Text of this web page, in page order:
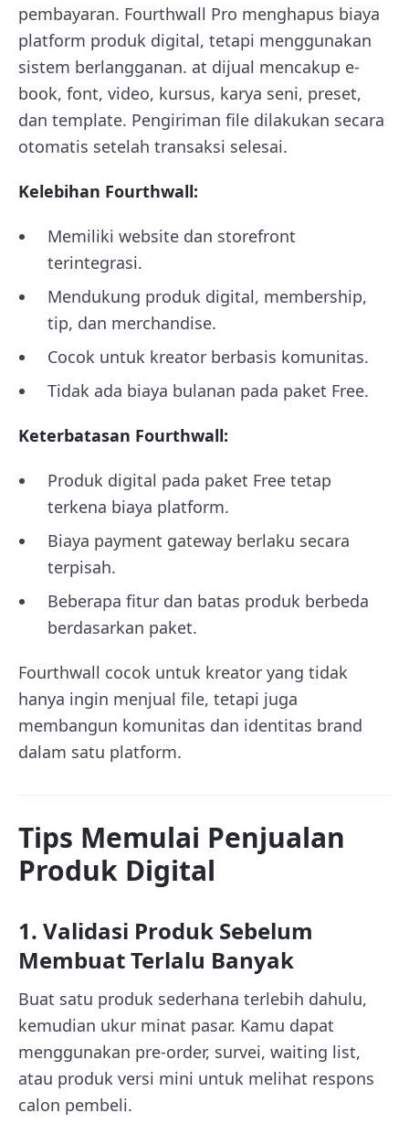
pembayaran. Fourthwall Pro menghapus biaya
platform produk digital, tetapi menggunakan
sistem berlangganan. at dijual mencakup e-
book, font, video, kursus, karya seni, preset,
dan template. Pengiriman file dilakukan secara
otomatis setelah transaksi selesai.
Kelebihan Fourthwall:
Memiliki website dan storefront
terintegrasi.
Mendukung produk digital, membership,
tip, dan merchandise.
Cocok untuk kreator berbasis komunitas.
Tidak ada biaya bulanan pada paket Free.
Keterbatasan Fourthwall:
Produk digital pada paket Free tetap
terkena biaya platform.
Biaya payment gateway berlaku secara
terpisah.
Beberapa fitur dan batas produk berbeda
berdasarkan paket.
Fourthwall cocok untuk kreator yang tidak
hanya ingin menjual file, tetapi juga
membangun komunitas dan identitas brand
dalam satu platform.
Tips Memulai Penjualan
Produk Digital
1. Validasi Produk Sebelum
Membuat Terlalu Banyak
Buat satu produk sederhana terlebih dahulu,
kemudian ukur minat pasar. Kamu dapat
menggunakan pre-order, survei, waiting list,
atau produk versi mini untuk melihat respons
calon pembeli.